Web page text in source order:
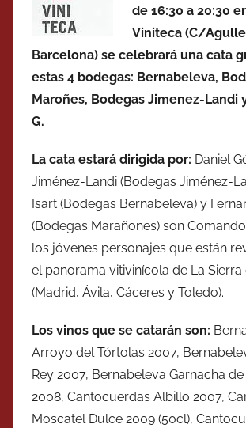
de 16:30 a 20:30
Viniteca (C/
Barcelona) se celebrará una cata
estas 4 bodegas: Bernabeleva,
Maroñes, Bodegas Jimenez-Landi
G.
La cata estará dirigida por: Daniel
Jiménez-Landi (Bodegas Jiménez-
Isart (Bodegas Bernabeleva) y
(Bodegas Marañones) son
los jóvenes personajes que están
el panorama vitivinícola de La Sierra
(Madrid, Ávila, Cáceres y Toledo).
Los vinos que se catarán son:
Arroyo del Tórtolas 2007,
Rey 2007, Bernabeleva Garnacha
2008, Cantocuerdas Albillo 2007,
Moscatel Dulce 2009 (50cl),